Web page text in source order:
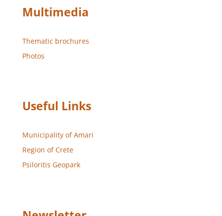
Multimedia
Thematic brochures
Photos
Useful Links
Municipality of Amari
Region of Crete
Psiloritis Geopark